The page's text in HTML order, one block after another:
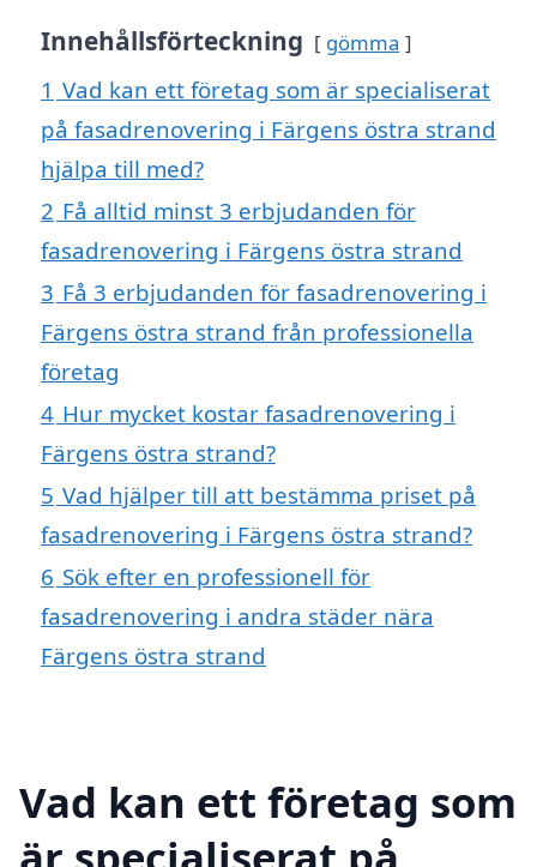
Innehållsförteckning gömma
1 Vad kan ett företag som är specialiserat
på fasadrenovering i Färgens östra strand
hjälpa till med?
2 Få alltid minst 3 erbjudanden för
fasadrenovering i Färgens östra strand
3 Få 3 erbjudanden för fasadrenovering i
Färgens östra strand från professionella
företag
4 Hur mycket kostar fasadrenovering i
Färgens östra strand?
5 Vad hjälper till att bestämma priset på
fasadrenovering i Färgens östra strand?
6 Sök efter en professionell för
fasadrenovering i andra städer nära
Färgens östra strand
Vad kan ett företag som